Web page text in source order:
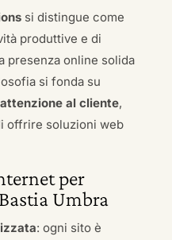
si distingue come
produttive e di
presenza online solida
si fonda su
al cliente,
offrire soluzioni web
per
Umbra
: ogni sito è